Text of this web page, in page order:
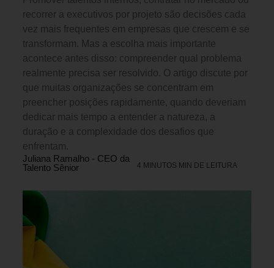
recorrer a executivos por projeto são decisões cada
vez mais frequentes em empresas que crescem e se
transformam. Mas a escolha mais importante
acontece antes disso: compreender qual problema
realmente precisa ser resolvido. O artigo discute por
que muitas organizações se concentram em
preencher posições rapidamente, quando deveriam
dedicar mais tempo a entender a natureza, a
duração e a complexidade dos desafios que
enfrentam.
Juliana Ramalho - CEO da
Talento Sênior
4 MINUTOS MIN DE LEITURA